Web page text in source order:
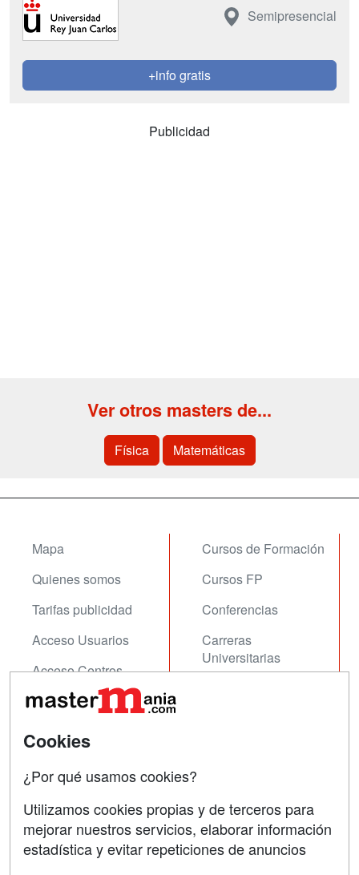
Semipresencial
+info gratis
Publicidad
Ver otros masters de...
Física Matemáticas
Mapa
Quienes somos
Tarifas publicidad
Acceso Usuarios
Acceso Centros
Cursos de Formación
Cursos FP
Conferencias
Carreras
Universitarias
Contactar
Copyleft
Cookies
¿Por qué usamos cookies?
Utilizamos cookies propias y de terceros para
mejorar nuestros servicios, elaborar información
estadística y evitar repeticiones de anuncios